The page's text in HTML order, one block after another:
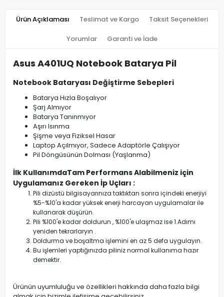
Ürün Açıklaması Teslimat ve Kargo Taksit Seçenekleri
Yorumlar Garanti ve İade
Asus A401UQ Notebook Batarya Pil
Notebook Bataryası Değiştirme Sebepleri
Batarya Hızla Boşalıyor
Şarj Almıyor
Batarya Tanınmıyor
Aşırı Isınma
Şişme veya Fiziksel Hasar
Laptop Açılmıyor, Sadece Adaptörle Çalışıyor
Pil Döngüsünün Dolması (Yaşlanma)
İlk KullanımdaTam Performans Alabilmeniz için
Uygulamanız Gereken İp Uçları :
Pili dizüstü bilgisayarınıza taktıktan sonra içindeki enerjiyi
%5-%10'a kadar yüksek enerji harcayan uygulamalar ile
kullanarak düşürün.
Pili %100'e kadar doldurun , %100'e ulaşmaz ise 1.Adımı
yeniden tekrarlaryın .
Doldurma ve boşaltma işlemini en az 5 defa uygulayın.
Bu işlemleri yaptığınızda piliniz normal kullanıma hazır
demektir.
Ürünün uyumluluğu ve özellikleri hakkında daha fazla bilgi